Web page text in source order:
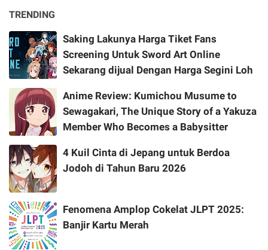
TRENDING
Saking Lakunya Harga Tiket Fans
Screening Untuk Sword Art Online
Sekarang dijual Dengan Harga Segini Loh
Anime Review: Kumichou Musume to
Sewagakari, The Unique Story of a Yakuza
Member Who Becomes a Babysitter
4 Kuil Cinta di Jepang untuk Berdoa
Jodoh di Tahun Baru 2026
Fenomena Amplop Cokelat JLPT 2025:
Banjir Kartu Merah